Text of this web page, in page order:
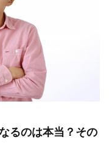
るのは本当？その